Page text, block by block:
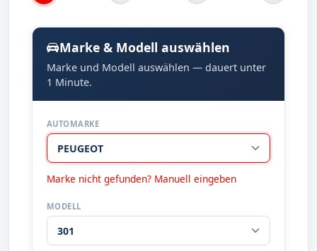
Marke & Modell auswählen
Marke und Modell auswählen — dauert unter
1 Minute.
AUTOMARKE
Marke nicht gefunden? Manuell eingeben
MODELL